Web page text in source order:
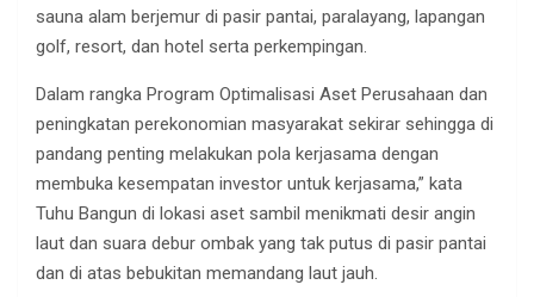
sauna alam berjemur di pasir pantai, paralayang, lapangan
golf, resort, dan hotel serta perkempingan.
Dalam rangka Program Optimalisasi Aset Perusahaan dan
peningkatan perekonomian masyarakat sekirar sehingga di
pandang penting melakukan pola kerjasama dengan
membuka kesempatan investor untuk kerjasama,” kata
Tuhu Bangun di lokasi aset sambil menikmati desir angin
laut dan suara debur ombak yang tak putus di pasir pantai
dan di atas bebukitan memandang laut jauh.